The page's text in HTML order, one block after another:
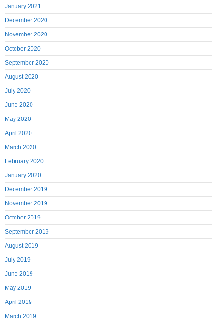
January 2021
December 2020
November 2020
October 2020
September 2020
August 2020
July 2020
June 2020
May 2020
April 2020
March 2020
February 2020
January 2020
December 2019
November 2019
October 2019
September 2019
August 2019
July 2019
June 2019
May 2019
April 2019
March 2019